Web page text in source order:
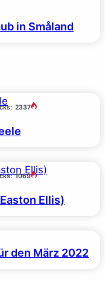
in Småland
2337
1069
Ellis)
den März 2022